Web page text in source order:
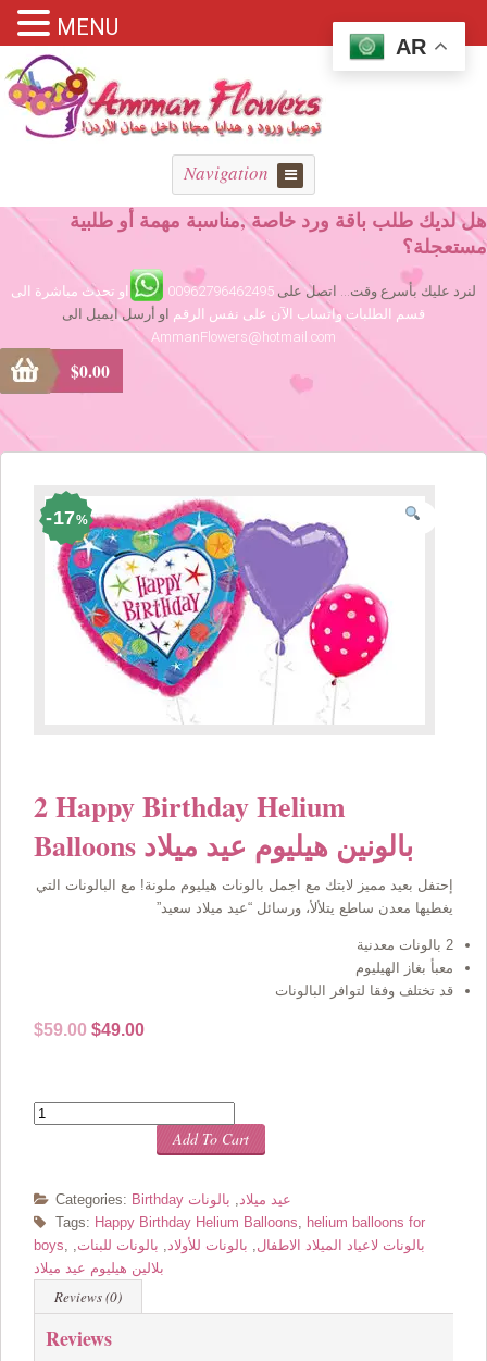
Navigation
هل لديك طلب باقة ورد خاصة ,مناسبة مهمة أو طلبية
مستعجلة؟
لنرد عليك بأسرع وقت... اتصل على 00962796462495
او تحدث مباشرة الى
قسم الطلبات واتساب الآن على نفس الرقم او أرسل ايميل الى
AmmanFlowers@hotmail.com
$0.00
17%
2 Happy Birthday Helium
Balloons بالونين هيليوم عيد ميلاد
إحتفل بعيد مميز لابتك مع اجمل بالونات هيليوم ملونة! مع البالونات التي
يغطيها معدن ساطع يتلألأ، ورسائل “عيد ميلاد سعيد”
2 بالونات معدنية
معبأ بغاز الهيليوم
قد تختلف وفقا لتوافر البالونات
$59.00 Original
$49.00Current
Quantity
Add To Cart
Categories: Birthday عيد ميلاد
بالونات
Tags: Happy Birthday Helium Balloons
helium balloons for
boys
بالونات لاعياد الميلاد الاطفال بالونات للأولاد بالونات للبنات
بلالين هيليوم عيد ميلاد
Reviews (0)
Reviews
AR
MENU